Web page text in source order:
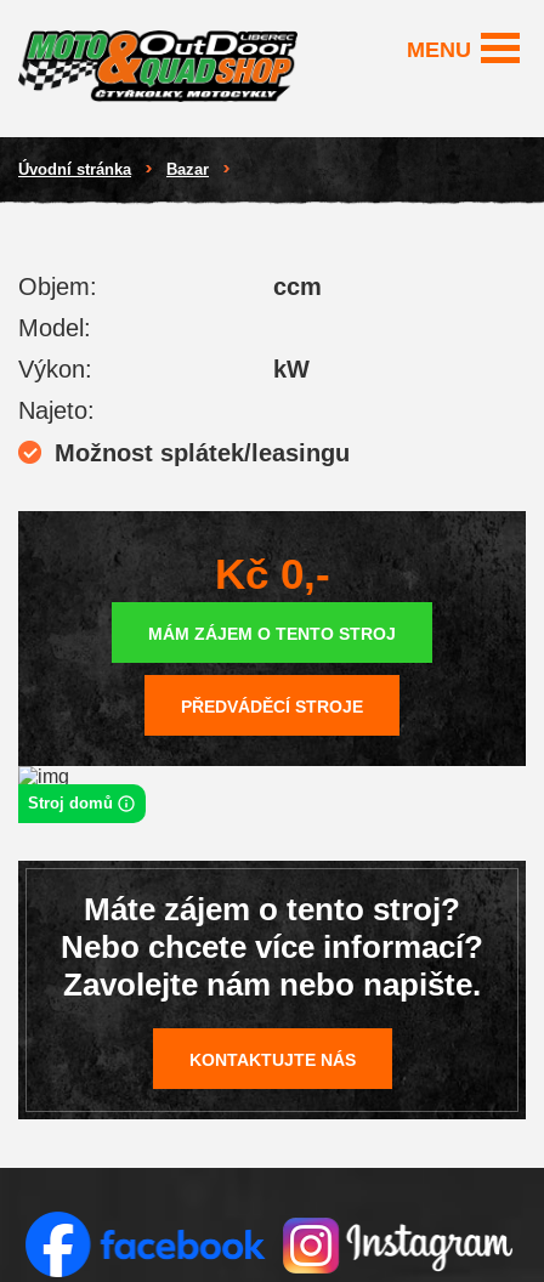
MENU
Úvodní stránka Bazar
Objem:
ccm
Model:
Výkon:
kW
Najeto:
Možnost splátek/leasingu
Kč 0,-
MÁM ZÁJEM O TENTO STROJ
PŘEDVÁDĚCÍ STROJE
Stroj domů
Máte zájem o tento stroj?
Nebo chcete více informací?
Zavolejte nám nebo napište.
KONTAKTUJTE NÁS